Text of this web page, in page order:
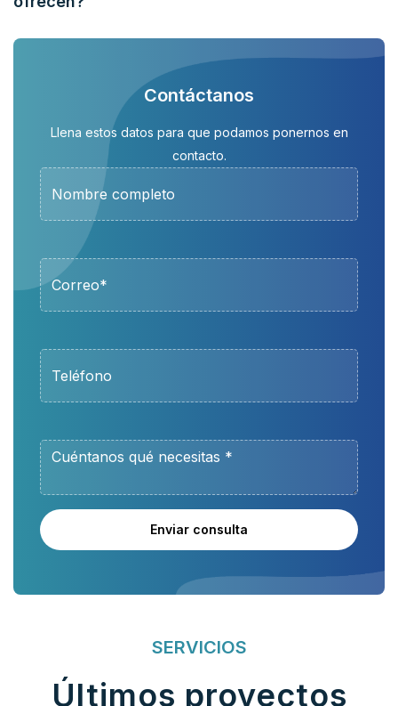
Contáctanos
Llena estos datos para que podamos ponernos en
contacto.
Enviar consulta
SERVICIOS
Últimos proyectos